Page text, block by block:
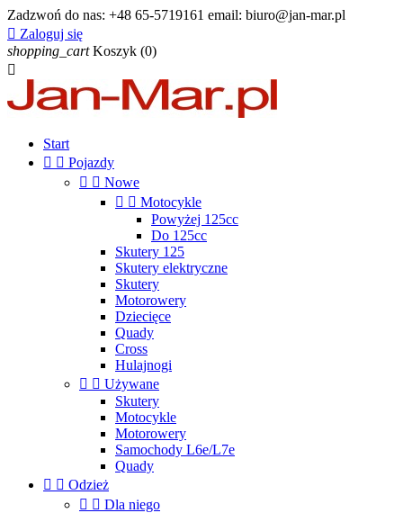
Zadzwoń do nas: +48 65-5719161 email: biuro@jan-mar.pl
 Zaloguj się
shopping_cart Koszyk (0)

Start
  Pojazdy
  Nowe
  Motocykle
Powyżej 125cc
Do 125cc
Skutery 125
Skutery elektryczne
Skutery
Motorowery
Dziecięce
Quady
Cross
Hulajnogi
  Używane
Skutery
Motocykle
Motorowery
Samochody L6e/L7e
Quady
  Odzież
  Dla niego